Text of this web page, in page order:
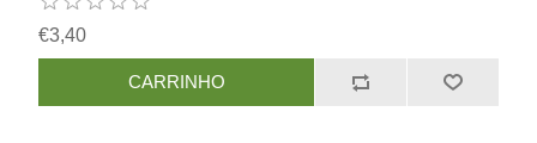
€3,40